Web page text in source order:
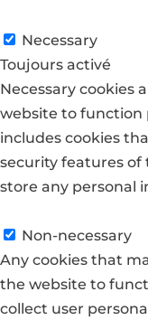
Necessary
Toujours activé
Necessary cookies
website to function
includes cookies
security features of
store any personal
Non-necessary
Any cookies that
the website to
collect user